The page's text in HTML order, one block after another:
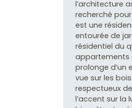
l’architecture
recherché
est une
entourée de
résidentiel du
appartements
prolonge d’un
vue sur les
respectueux
l’accent sur la